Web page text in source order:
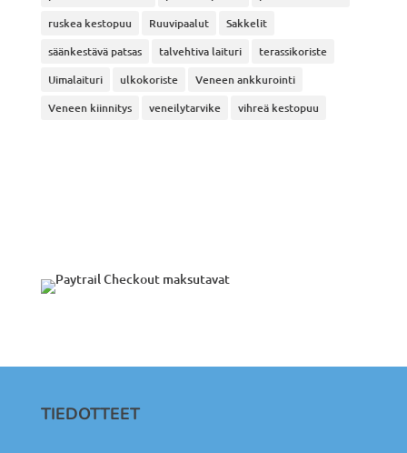
ruskea kestopuu
Ruuvipaalut
Sakkelit
säänkestävä patsas
talvehtiva laituri
terassikoriste
Uimalaituri
ulkokoriste
Veneen ankkurointi
Veneen kiinnitys
veneilytarvike vihreä kestopuu
TIEDOTTEET